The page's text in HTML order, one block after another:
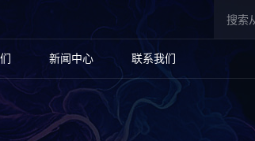
新闻中心 联系我们